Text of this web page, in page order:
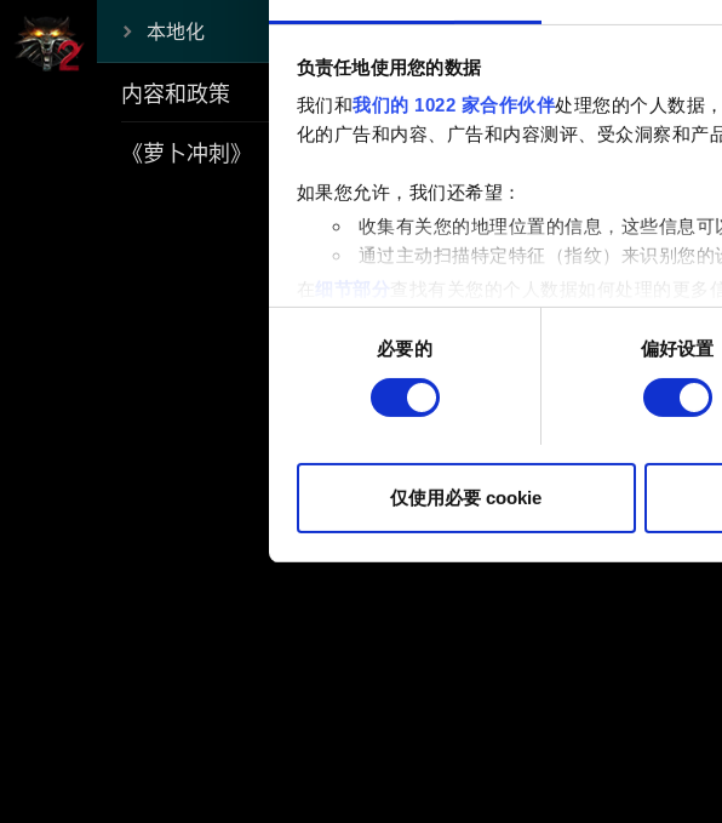
负责任地使用您的数据
我们和我们的 1022 家合作伙伴处理您的个人数据
化的广告和内容、广告和内容测评、受众洞察和产
如果您允许，我们还希望：
收集有关您的地理位置的信息，这些信息可
通过主动扫描特定特征（指纹）来识别您的
在
细节部分
查找有关您的个人数据如何处理的更
部分需要使用 Cookies 的是为了让网站功能可用
网站将更好地服务于您。例如帮助我们在社交媒
您可以在下面的"设置"菜单中找到有关我们使用
必要的 偏好设置
仅使用必要 cookie
本地化
内容和政策
《萝卜冲刺》